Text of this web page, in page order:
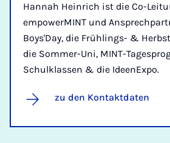
Hannah Heinrich ist die Co-
empowerMINT und
Boys'Day, die Frühlings- &
die Sommer-Uni, MINT-
Schulklassen & die IdeenExpo.
zu den Kontaktdaten